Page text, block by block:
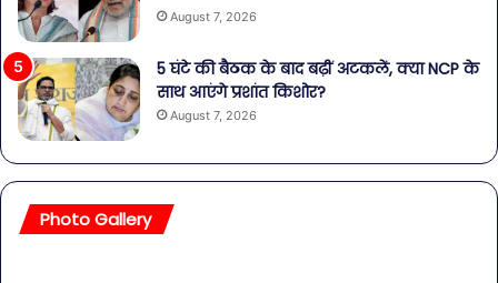
August 7, 2026
5 घंटे की बैठक के बाद बढ़ीं अटकलें, क्या NCP के
साथ आएंगे प्रशांत किशोर?
August 7, 2026
Photo Gallery